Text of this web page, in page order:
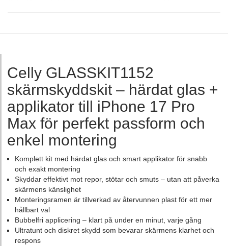
Celly GLASSKIT1152
skärmskyddskit – härdat glas +
applikator till iPhone 17 Pro
Max för perfekt passform och
enkel montering
Komplett kit med härdat glas och smart applikator för snabb
och exakt montering
Skyddar effektivt mot repor, stötar och smuts – utan att påverka
skärmens känslighet
Monteringsramen är tillverkad av återvunnen plast för ett mer
hållbart val
Bubbelfri applicering – klart på under en minut, varje gång
Ultratunt och diskret skydd som bevarar skärmens klarhet och
respons